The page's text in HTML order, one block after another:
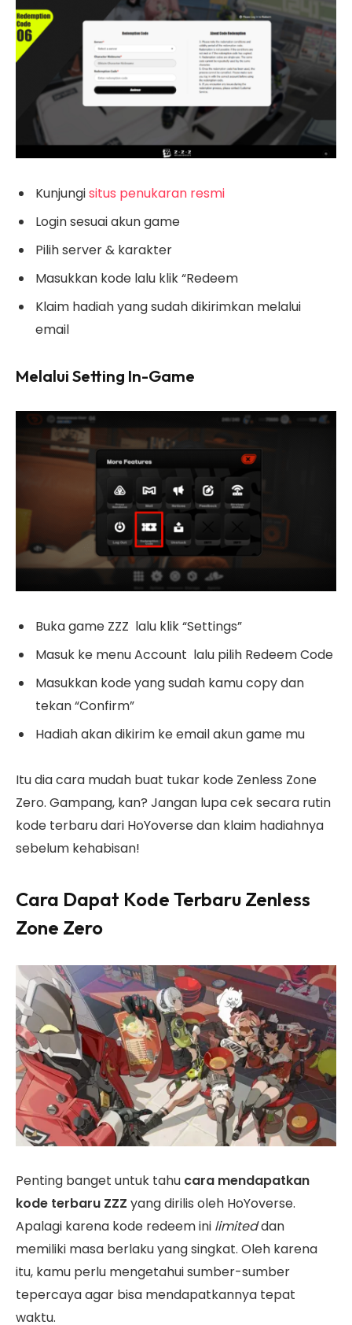
Kunjungisitus penukaran resmi
Login sesuai akun game
Pilih server & karakter
Masukkan kode lalu klik “Redeem
Klaim hadiah yang sudah dikirimkan melalui
email
Melalui Setting In-Game
Buka game ZZZ lalu klik “Settings”
Masuk ke menu Account lalu pilih Redeem Code
Masukkan kode yang sudah kamu copy dan
tekan “Confirm”
Hadiah akan dikirim ke email akun game mu
Itu dia cara mudah buat tukar kode Zenless Zone
Zero. Gampang, kan? Jangan lupa cek secara rutin
kode terbaru dari HoYoverse dan klaim hadiahnya
sebelum kehabisan!
Cara Dapat Kode Terbaru Zenless
Zone Zero
Penting banget untuk tahu cara mendapatkan
kode terbaru ZZZ yang dirilis oleh HoYoverse.
Apalagi karena kode redeem ini limiteddan
memiliki masa berlaku yang singkat. Oleh karena
itu, kamu perlu mengetahui sumber-sumber
tepercaya agar bisa mendapatkannya tepat
waktu.